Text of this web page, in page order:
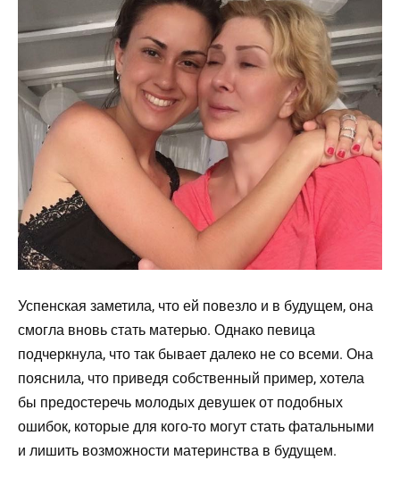
Успенская заметила, что ей повезло и в будущем, она
смогла вновь стать матерью. Однако певица
подчеркнула, что так бывает далеко не со всеми. Она
пояснила, что приведя собственный пример, хотела
бы предостеречь молодых девушек от подобных
ошибок, которые для кого-то могут стать фатальными
и лишить возможности материнства в будущем.